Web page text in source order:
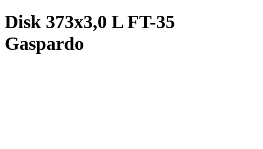
Disk 373x3,0 L FT-35
Gaspardo